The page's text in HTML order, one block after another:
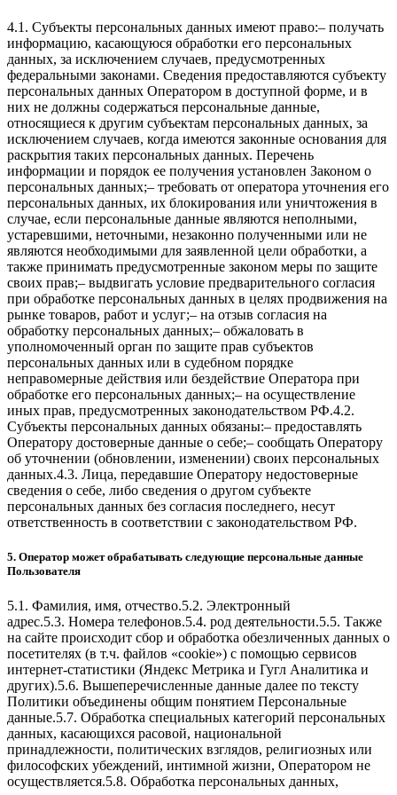
4.1. Субъекты персональных данных имеют право:– получать
информацию, касающуюся обработки его персональных
данных, за исключением случаев, предусмотренных
федеральными законами. Сведения предоставляются субъекту
персональных данных Оператором в доступной форме, и в
них не должны содержаться персональные данные,
относящиеся к другим субъектам персональных данных, за
исключением случаев, когда имеются законные основания для
раскрытия таких персональных данных. Перечень
информации и порядок ее получения установлен Законом о
персональных данных;– требовать от оператора уточнения его
персональных данных, их блокирования или уничтожения в
случае, если персональные данные являются неполными,
устаревшими, неточными, незаконно полученными или не
являются необходимыми для заявленной цели обработки, а
также принимать предусмотренные законом меры по защите
своих прав;– выдвигать условие предварительного согласия
при обработке персональных данных в целях продвижения на
рынке товаров, работ и услуг;– на отзыв согласия на
обработку персональных данных;– обжаловать в
уполномоченный орган по защите прав субъектов
персональных данных или в судебном порядке
неправомерные действия или бездействие Оператора при
обработке его персональных данных;– на осуществление
иных прав, предусмотренных законодательством РФ.4.2.
Субъекты персональных данных обязаны:– предоставлять
Оператору достоверные данные о себе;– сообщать Оператору
об уточнении (обновлении, изменении) своих персональных
данных.4.3. Лица, передавшие Оператору недостоверные
сведения о себе, либо сведения о другом субъекте
персональных данных без согласия последнего, несут
ответственность в соответствии с законодательством РФ.
5. Оператор может обрабатывать следующие персональные данные
Пользователя
5.1. Фамилия, имя, отчество.5.2. Электронный
адрес.5.3. Номера телефонов.5.4. род деятельности.5.5. Также
на сайте происходит сбор и обработка обезличенных данных о
посетителях (в т.ч. файлов «cookie») с помощью сервисов
интернет-статистики (Яндекс Метрика и Гугл Аналитика и
других).5.6. Вышеперечисленные данные далее по тексту
Политики объединены общим понятием Персональные
данные.5.7. Обработка специальных категорий персональных
данных, касающихся расовой, национальной
принадлежности, политических взглядов, религиозных или
философских убеждений, интимной жизни, Оператором не
осуществляется.5.8. Обработка персональных данных,